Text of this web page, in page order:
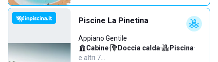
Piscine La Pinetina
Appiano Gentile
Cabine· Doccia calda· Piscina·
e altri 7…